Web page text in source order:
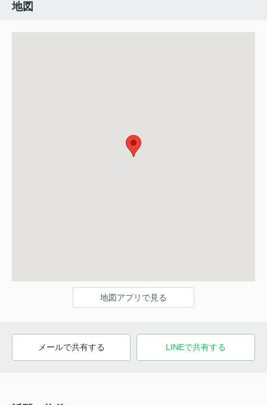
地図
地図アプリで見る
メールで共有する LINEで共有する